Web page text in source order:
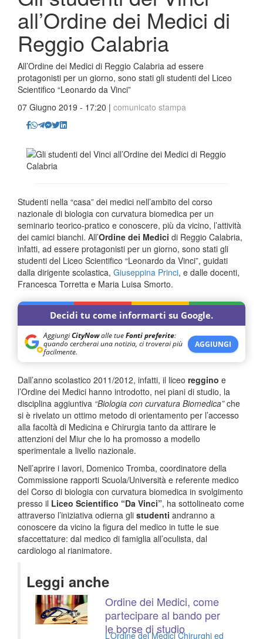
all’Ordine dei Medici di
Reggio Calabria
All’Ordine dei Medici di Reggio Calabria ad essere
protagonisti per un giorno, sono stati gli studenti del Liceo
Scientifico “Leonardo da Vinci”
07 Giugno 2019 - 17:20 | comunicato stampa
Studenti nella “casa” dei medici nell’ambito del corso
nazionale di biologia con curvatura biomedica per un
seminario teorico-pratico e conoscere, più da vicino, l’attività
dei camici bianchi. All’Ordine dei Medici di Reggio Calabria,
infatti, ad essere protagonisti per un giorno, sono stati gli
studenti del Liceo Scientifico “Leonardo da Vinci”, guidati
dalla dirigente scolastica, Giuseppina Princi, e dalle docenti,
Francesca Torretta e Maria Luisa Smorto.
Decidi tu come informarti su Google.
AggiungiCityNowalle tueFonti preferite:
quando cercherai una notizia, ci troverai più
facilmente.
AGGIUNGI
Dall’anno scolastico 2011/2012, infatti, il liceo reggino e
l’Ordine dei Medici hanno introdotto, nei piani di studio, la
disciplina aggiuntiva “Biologia con curvatura Biomedica”che
si è rivelato un ottimo metodo di orientamento per l’accesso
alla facoltà di Medicina e Chirurgia tanto da attirare le
attenzioni del Miur che lo ha promosso a modello
sperimentale a livello nazionale.
Nell’aprire i lavori, Domenico Tromba, coordinatore della
Commissione rapporti Scuola/Università e referente medico
del Corso di biologia con curvatura biomedica in svolgimento
presso il Liceo Scientifico “Da Vinci”, ha sottolineato come
attraverso l’iniziativa odierna gli studenti andranno a
conoscere da vicino la figura del medico in tutte le sue
sfaccettature: dal medico di famiglia all’oculista, dal
cardiologo al rianimatore.
Leggi anche
Ordine dei Medici, come
partecipare al bando per
le borse di studio
L’Ordine dei Medici Chirurghi ed